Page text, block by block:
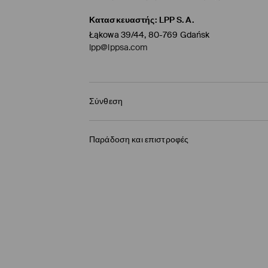
Κατασκευαστής: LPP S.A.
Łąkowa 39/44, 80-769 Gdańsk
lpp@lppsa.com
Σύνθεση
Κύριο 72% ΒΙΣΚΟΖΗ, 28% ΠΟΛΥΕΣΤΕΡΑΣ
Παράδοση και επιστροφές